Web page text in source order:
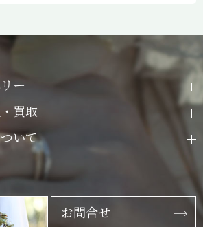
ー
買取
いて
お問合せ